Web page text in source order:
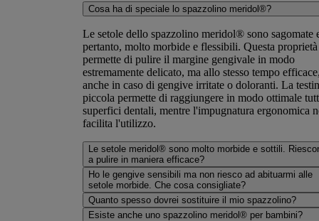
Cosa ha di speciale lo spazzolino meridol®?
Le setole dello spazzolino meridol® sono sagomate
pertanto, molto morbide e flessibili. Questa proprietà
permette di pulire il margine gengivale in modo
estremamente delicato, ma allo stesso tempo
anche in caso di gengive irritate o doloranti. La
piccola permette di raggiungere in modo ottimale
superfici dentali, mentre l'impugnatura ergonomica
facilita l'utilizzo.
Le setole meridol® sono molto morbide e sottili.
a pulire in maniera efficace?
Ho le gengive sensibili ma non riesco ad abituarmi alle
setole morbide. Che cosa consigliate?
Quanto spesso dovrei sostituire il mio spazzolino?
Esiste anche uno spazzolino meridol® per bambini?